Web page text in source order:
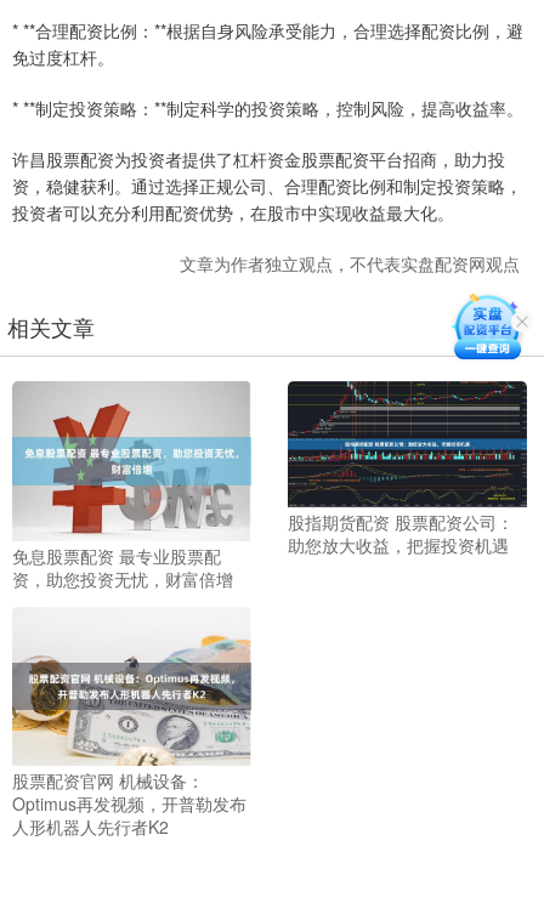
* **合理配资比例：**根据自身风险承受能力，合理选择配资比例，避
免过度杠杆。
* **制定投资策略：**制定科学的投资策略，控制风险，提高收益率。
许昌股票配资为投资者提供了杠杆资金股票配资平台招商，助力投
资，稳健获利。通过选择正规公司、合理配资比例和制定投资策略，
投资者可以充分利用配资优势，在股市中实现收益最大化。
文章为作者独立观点，不代表实盘配资网观点
相关文章
免息股票配资 最专业股票配
资，助您投资无忧，财富倍增
股指期货配资 股票配资公司：
助您放大收益，把握投资机遇
股票配资官网 机械设备：
Optimus再发视频，开普勒发布
人形机器人先行者K2